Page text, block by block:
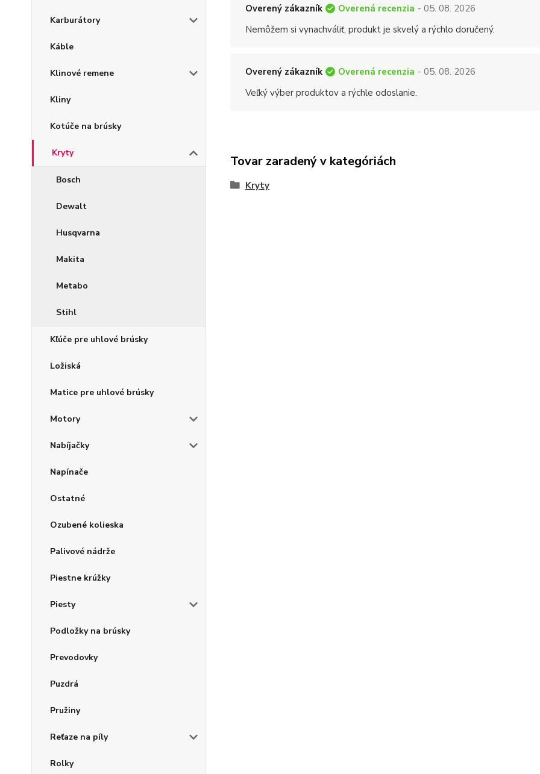
Karburátory
Káble
Klinové remene
Kliny
Kotúče na brúsky
Kryty
Bosch
Dewalt
Husqvarna
Makita
Metabo
Stihl
Kľúče pre uhlové brúsky
Ložiská
Matice pre uhlové brúsky
Motory
Nabíjačky
Napínače
Ostatné
Ozubené kolieska
Palivové nádrže
Piestne krúžky
Piesty
Podložky na brúsky
Prevodovky
Puzdrá
Pružiny
Reťaze na píly
Rolky
Overený zákazník Overená recenzia - 05. 08. 2026
Nemôžem si vynachváliť, produkt je skvelý a rýchlo doručený.
Overený zákazník Overená recenzia - 05. 08. 2026
Veľký výber produktov a rýchle odoslanie.
Tovar zaradený v kategóriách
Kryty